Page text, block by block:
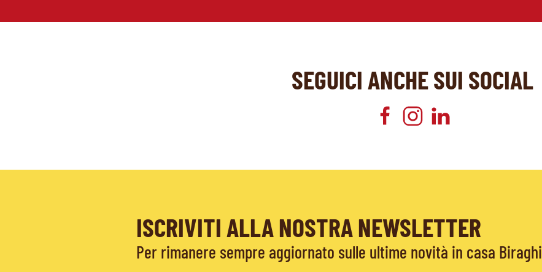
SEGUICI ANCHE SUI SOCIAL
ISCRIVITI ALLA NOSTRA NEWSLETTER
Per rimanere sempre aggiornato sulle ultime novità in casa Biraghi